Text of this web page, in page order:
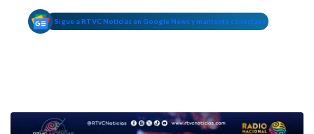
Sigue a RTVC Noticias en Google News y mantente conectado